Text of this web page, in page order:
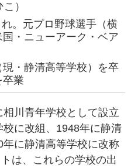
）
。元プロ野球選手（横
・ニューアーク・ベア
・静清高等学校）を卒
卒業
川青年学校として設立
に改組、1948年に静清
に静清高等学校に改称
は、これらの学校の出